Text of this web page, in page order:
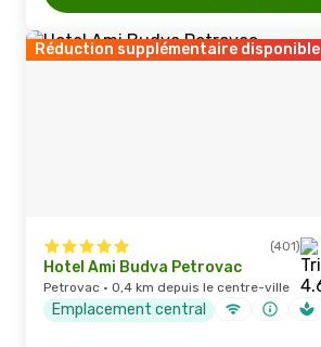
Réduction supplémentaire disponible
(401)
Hotel Ami Budva Petrovac
Petrovac · 0,4 km depuis le centre-ville
Emplacement central